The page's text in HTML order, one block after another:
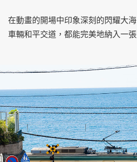
在動畫的開場中印象深刻的閃耀大
車輛和平交道，都能完美地納入一張